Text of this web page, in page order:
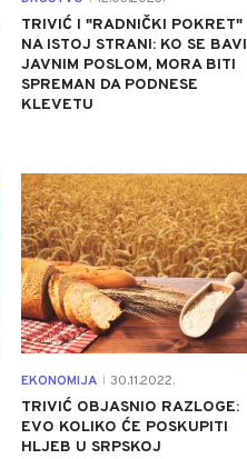
TRIVIĆ I "RADNIČKI POKRET"
NA ISTOJ STRANI: KO SE BAVI
JAVNIM POSLOM, MORA BITI
SPREMAN DA PODNESE
KLEVETU
EKONOMIJA 30.11.2022.
TRIVIĆ OBJASNIO RAZLOGE:
EVO KOLIKO ĆE POSKUPITI
HLJEB U SRPSKOJ